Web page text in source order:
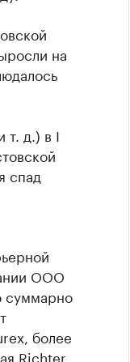
на
т. д.) в I
спад
ООО
суммарно
более
Richter